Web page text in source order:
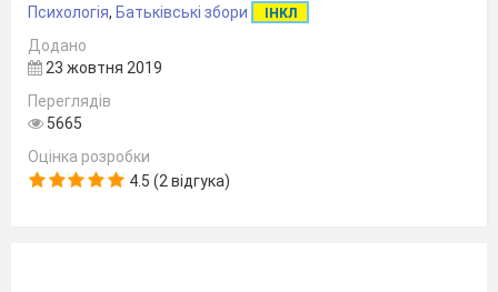
Психологія, Батьківські збори ІНКЛ
Додано
23 жовтня 2019
Переглядів
5665
Оцінка розробки
4.5 (2 відгука)